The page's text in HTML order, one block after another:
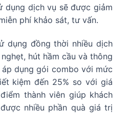
dụng dịch vụ sẽ được giảm
phí khảo sát, tư vấn.
dụng đồng thời nhiều dịch
hút hầm cầu và thông
dụng gói combo với mức
kiệm đến 25% so với giá
thành viên giúp khách
nhiều phần quà giá trị